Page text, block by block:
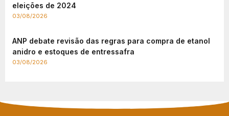
eleições de 2024
03/08/2026
ANP debate revisão das regras para compra de etanol
anidro e estoques de entressafra
03/08/2026